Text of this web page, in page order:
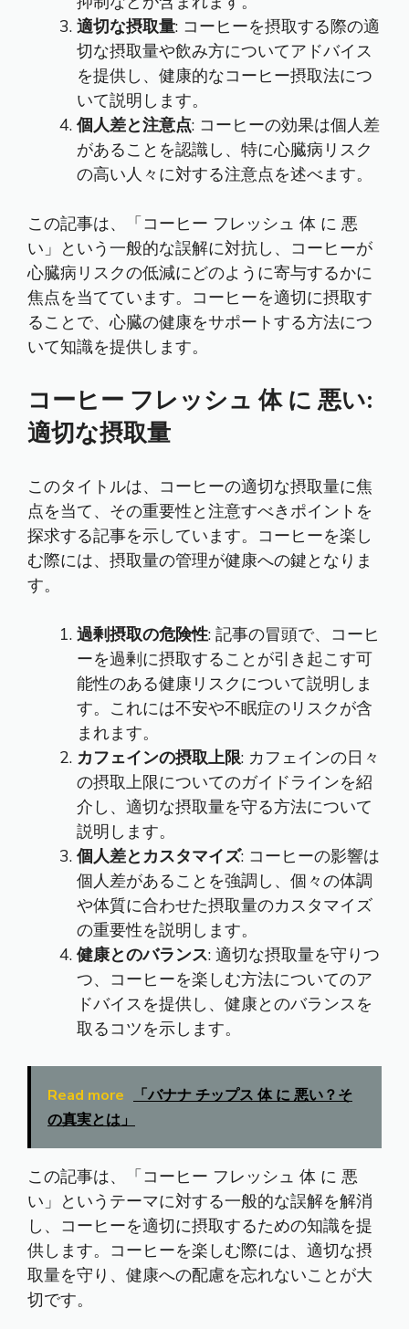
適切な摂取量: コーヒーを摂取する際の適
切な摂取量や飲み方についてアドバイス
を提供し、健康的なコーヒー摂取法につ
いて説明します。
個人差と注意点: コーヒーの効果は個人差
があることを認識し、特に心臓病リスク
の高い人々に対する注意点を述べます。
この記事は、「コーヒー フレッシュ 体 に 悪
い」という一般的な誤解に対抗し、コーヒーが
心臓病リスクの低減にどのように寄与するかに
焦点を当てています。コーヒーを適切に摂取す
ることで、心臓の健康をサポートする方法につ
いて知識を提供します。
コーヒー フレッシュ 体 に 悪い:
適切な摂取量
このタイトルは、コーヒーの適切な摂取量に焦
点を当て、その重要性と注意すべきポイントを
探求する記事を示しています。コーヒーを楽し
む際には、摂取量の管理が健康への鍵となりま
す。
過剰摂取の危険性: 記事の冒頭で、コーヒ
ーを過剰に摂取することが引き起こす可
能性のある健康リスクについて説明しま
す。これには不安や不眠症のリスクが含
まれます。
カフェインの摂取上限: カフェインの日々
の摂取上限についてのガイドラインを紹
介し、適切な摂取量を守る方法について
説明します。
個人差とカスタマイズ: コーヒーの影響は
個人差があることを強調し、個々の体調
や体質に合わせた摂取量のカスタマイズ
の重要性を説明します。
健康とのバランス: 適切な摂取量を守りつ
つ、コーヒーを楽しむ方法についてのア
ドバイスを提供し、健康とのバランスを
取るコツを示します。
Read more
「バナナ チップス 体 に 悪い？そ
の真実とは」
この記事は、「コーヒー フレッシュ 体 に 悪
い」というテーマに対する一般的な誤解を解消
し、コーヒーを適切に摂取するための知識を提
供します。コーヒーを楽しむ際には、適切な摂
取量を守り、健康への配慮を忘れないことが大
切です。